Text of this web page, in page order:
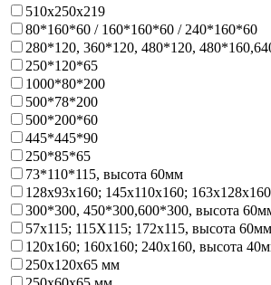
510х250х219
80*160*60 / 160*160*60 / 240*160*60
280*120, 360*120, 480*120,
250*120*65
1000*80*200
500*78*200
500*200*60
445*445*90
250*85*65
73*110*115, высота 60мм
128х93x160; 145х110x160;
300*300, 450*300,600*300, высота
57х115; 115Х115; 172х115, высота 60мм
120х160; 160х160; 240х160, высота
250х120х65 мм